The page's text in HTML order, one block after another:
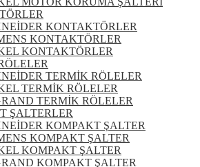
KONTAKTÖRLER
KONTAKTÖRLER
KONTAKTÖRLER
TERMİK RÖLELER
TERMİK RÖLELER
TERMİK RÖLELER
ŞALTERLER
KOMPAKT ŞALTER
KOMPAKT ŞALTER
KOMPAKT ŞALTER
KOMPAKT ŞALTER